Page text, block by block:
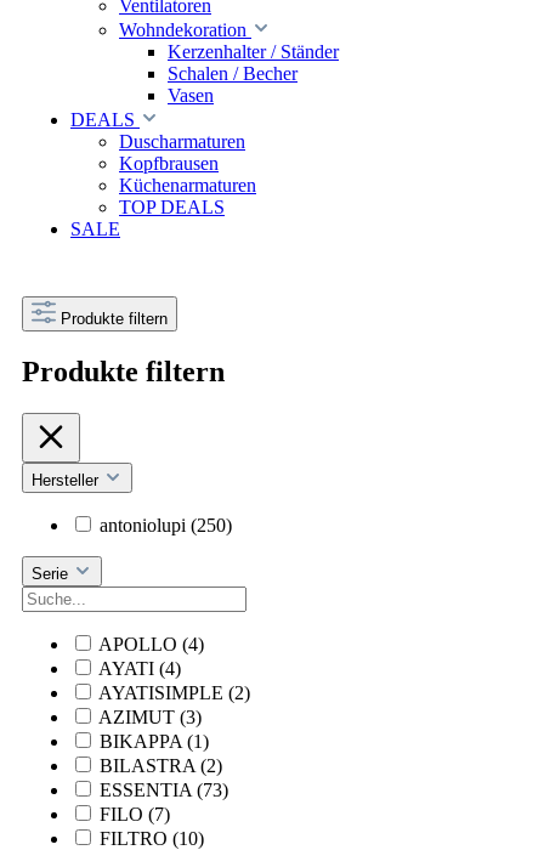
Ventilatoren
Wohndekoration
Kerzenhalter / Ständer
Schalen / Becher
Vasen
DEALS
Duscharmaturen
Kopfbrausen
Küchenarmaturen
TOP DEALS
SALE
Produkte filtern
Produkte filtern
Hersteller
antoniolupi (250)
Serie
APOLLO (4)
AYATI (4)
AYATISIMPLE (2)
AZIMUT (3)
BIKAPPA (1)
BILASTRA (2)
ESSENTIA (73)
FILO (7)
FILTRO (10)